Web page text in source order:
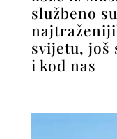
službeno
svijetu, još
i kod nas